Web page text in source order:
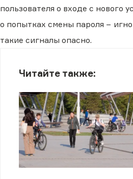
пользователя о входе с нового
о попытках смены пароля −
такие сигналы опасно.
Читайте также: